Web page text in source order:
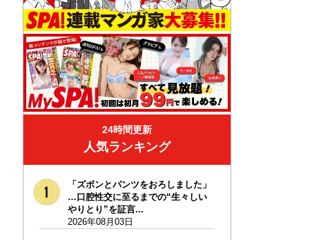
24時間更新
人気ランキング
「ズボンとパンツをおろしました」
…口腔性交に至るまでの“生々しい
やりとり”を証言...
2026年08月03日